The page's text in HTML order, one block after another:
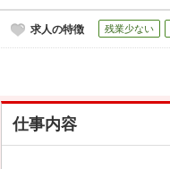
求人の特徴 残業少ない
仕事内容